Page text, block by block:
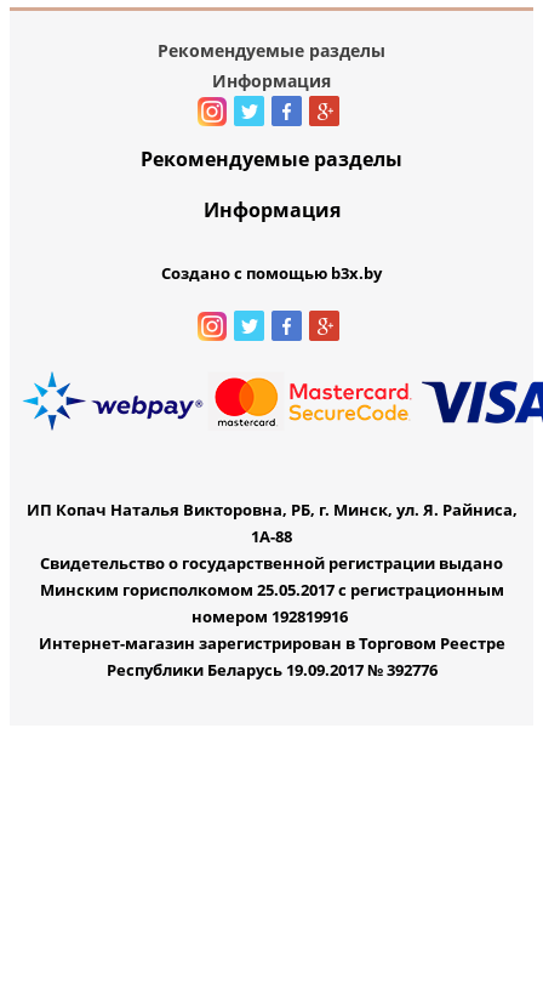
Рекомендуемые разделы
Информация
Рекомендуемые разделы
Информация
Создано с помощью b3x.by
ИП Копач Наталья Викторовна, РБ, г. Минск, ул. Я. Райниса,
1А-88
Свидетельство о государственной регистрации выдано
Минским горисполкомом 25.05.2017 с регистрационным
номером 192819916
Интернет-магазин зарегистрирован в Торговом Реестре
Республики Беларусь 19.09.2017 № 392776